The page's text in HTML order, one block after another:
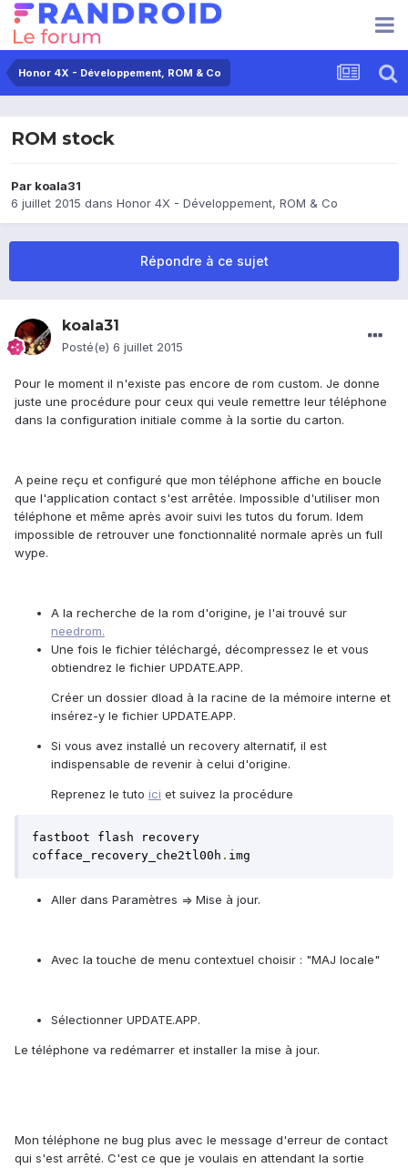
Honor 4X - Développement, ROM & Co
ROM stock
Par koala31
6 juillet 2015 dans Honor 4X - Développement, ROM & Co
Répondre à ce sujet
koala31
Posté(e) 6 juillet 2015
Pour le moment il n'existe pas encore de rom custom. Je donne
juste une procédure pour ceux qui veule remettre leur téléphone
dans la configuration initiale comme à la sortie du carton.
A peine reçu et configuré que mon téléphone affiche en boucle
que l'application contact s'est arrêtée. Impossible d'utiliser mon
téléphone et même après avoir suivi les tutos du forum. Idem
impossible de retrouver une fonctionnalité normale après un full
wype.
A la recherche de la rom d'origine, je l'ai trouvé sur
needrom.
Une fois le fichier téléchargé, décompressez le et vous
obtiendrez le fichier UPDATE.APP.
Créer un dossier dload à la racine de la mémoire interne et
insérez-y le fichier UPDATE.APP.
Si vous avez installé un recovery alternatif, il est
indispensable de revenir à celui d'origine.
Reprenez le tuto ici et suivez la procédure
fastboot flash recovery
cofface_recovery_che2tl00h . img
Aller dans Paramètres => Mise à jour.
Avec la touche de menu contextuel choisir : "MAJ locale"
Sélectionner UPDATE.APP.
Le téléphone va redémarrer et installer la mise à jour.
Mon téléphone ne bug plus avec le message d'erreur de contact
qui s'est arrêté. C'est ce que je voulais en attendant la sortie